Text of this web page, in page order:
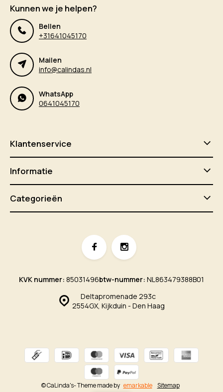
Kunnen we je helpen?
Bellen
+31641045170
Mailen
info@calindas.nl
WhatsApp
0641045170
Klantenservice
Informatie
Categorieën
Deltapromenade 293c
2554GX, Kijkduin - Den Haag
KVK nummer: 85031496btw-nummer: NL863479388B01
© CaLinda's- Theme made by emarkable Sitemap